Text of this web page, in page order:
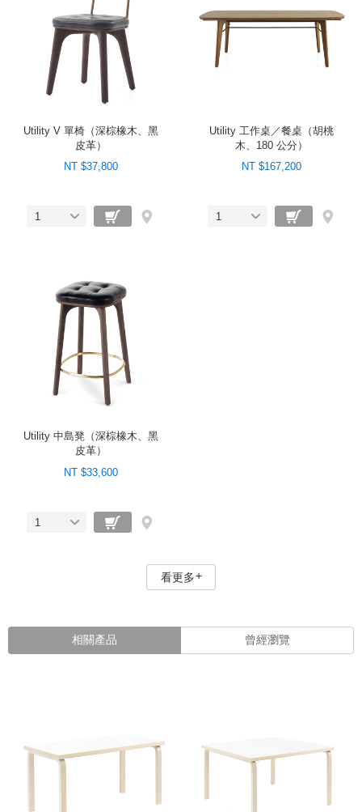
Utility V 單椅（深棕橡木、黑
皮革）
NT $37,800
1
Utility 工作桌／餐桌（胡桃
木、180 公分）
NT $167,200
1
Utility 中島凳（深棕橡木、黑
皮革）
NT $33,600
1
看更多
相關產品 曾經瀏覽